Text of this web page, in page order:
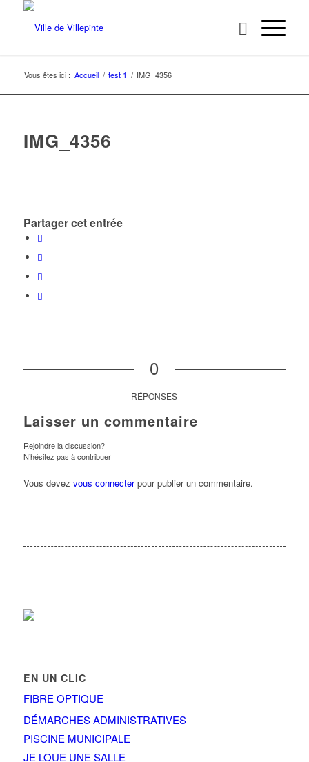
Vous êtes ici : Accueil / test 1 / IMG_4356
IMG_4356
Partager cet entrée
0
RÉPONSES
Laisser un commentaire
Rejoindre la discussion?
N’hésitez pas à contribuer !
Vous devez vous connecterpour publier un commentaire.
EN UN CLIC
FIBRE OPTIQUE
DÉMARCHES ADMINISTRATIVES
PISCINE MUNICIPALE
JE LOUE UNE SALLE